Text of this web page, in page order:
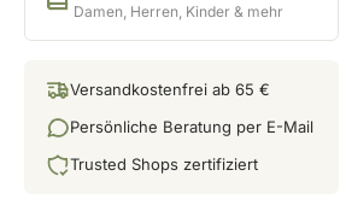
Damen, Herren, Kinder & mehr
Versandkostenfrei ab 65 €
Persönliche Beratung per E-Mail
Trusted Shops zertifiziert